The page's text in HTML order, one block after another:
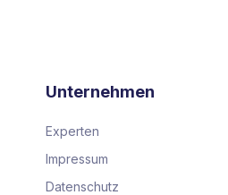
Unternehmen
Experten
Impressum
Datenschutz